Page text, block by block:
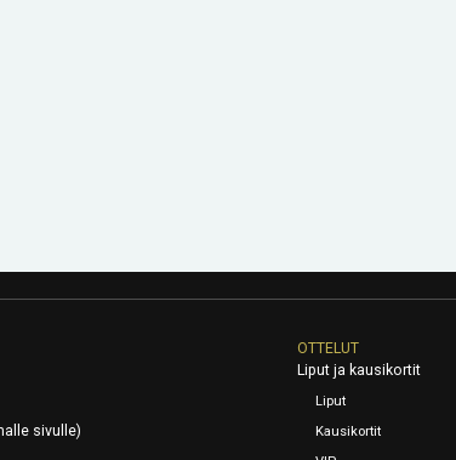
sivulle)
OTTELUT
Liput ja kausikortit
Liput
Kausikortit